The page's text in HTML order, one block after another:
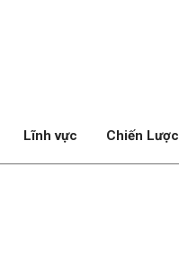
Lĩnh vực Chiến Lược